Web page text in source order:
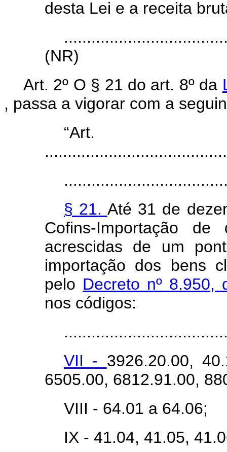
desta Lei e a receita
(NR)
Art. 2º O § 21 do art. 8º da
, passa a vigorar com a
§ 21. Até 31 de
Cofins-Importação
acrescidas de um
importação dos bens
pelo Decreto nº
nos códigos:
VII - 3926.20.00,
6505.00, 6812.91.00,
VIII - 64.01 a 64.06;
IX - 41.04, 41.05,